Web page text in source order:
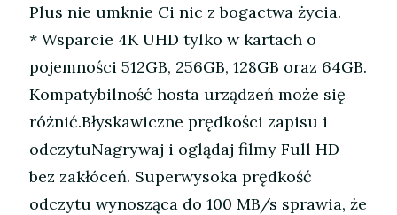
Plus nie umknie Ci nic z bogactwa życia.
* Wsparcie 4K UHD tylko w kartach o
pojemności 512GB, 256GB, 128GB oraz 64GB.
Kompatybilność hosta urządzeń może się
różnić.Błyskawiczne prędkości zapisu i
odczytuNagrywaj i oglądaj filmy Full HD
bez zakłóceń. Superwysoka prędkość
odczytu wynosząca do 100 MB/s sprawia, że